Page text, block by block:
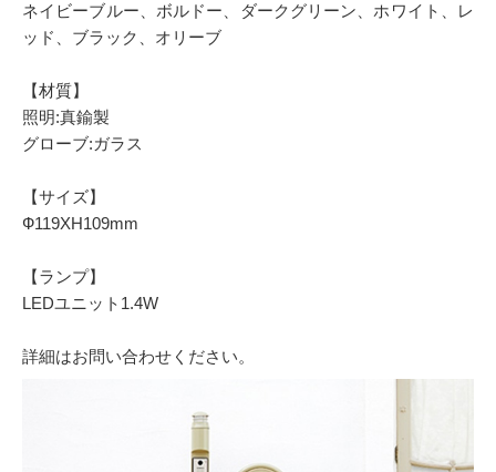
ネイビーブルー、ボルドー、ダークグリーン、ホワイト、レ
ッド、ブラック、オリーブ
【材質】
照明:真鍮製
グローブ:ガラス
【サイズ】
Ф119XH109mm
【ランプ】
LEDユニット1.4W
詳細はお問い合わせください。